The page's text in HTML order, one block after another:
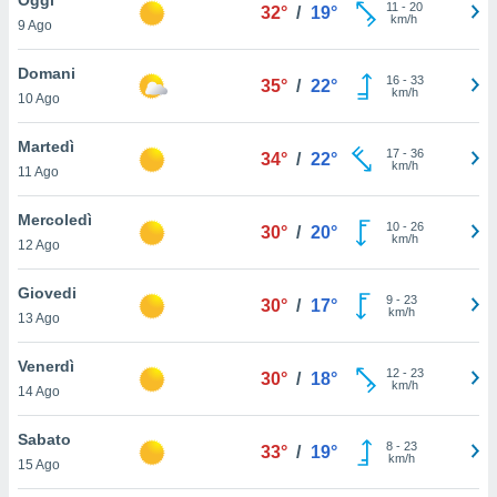
è
al sito
di
ci
di
il
un
la
nella
9 Ago
32° / 19° 11 - 20
km/h
Domani
10 Ago
35° / 22° 16- 33
km/h
Martedì
11 Ago
34° / 22° 17- 36
km/h
Mercoledì
12 Ago
30° / 20° 10- 26
km/h
Giovedi
13 Ago
30° / 17° 9- 23
km/h
Venerdì
14 Ago
30° / 18° 12- 23
km/h
Sabato
15 Ago
33° / 19° 8- 23
km/h